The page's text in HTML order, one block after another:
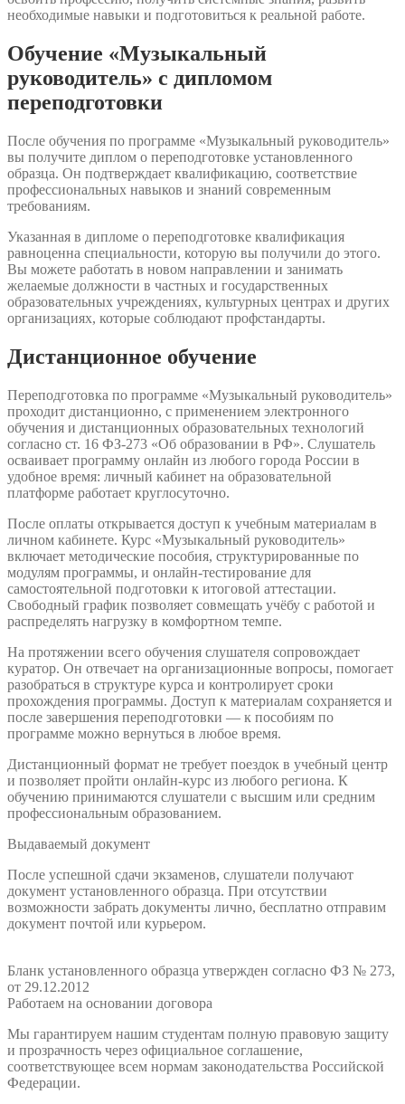
необходимые навыки и подготовиться к реальной работе.
Обучение «Музыкальный
руководитель» с дипломом
переподготовки
После обучения по программе «Музыкальный руководитель»
вы получите диплом о переподготовке установленного
образца. Он подтверждает квалификацию, соответствие
профессиональных навыков и знаний современным
требованиям.
Указанная в дипломе о переподготовке квалификация
равноценна специальности, которую вы получили до этого.
Вы можете работать в новом направлении и занимать
желаемые должности в частных и государственных
образовательных учреждениях, культурных центрах и других
организациях, которые соблюдают профстандарты.
Дистанционное обучение
Переподготовка по программе «Музыкальный руководитель»
проходит дистанционно, с применением электронного
обучения и дистанционных образовательных технологий
согласно ст. 16 ФЗ-273 «Об образовании в РФ». Слушатель
осваивает программу онлайн из любого города России в
удобное время: личный кабинет на образовательной
платформе работает круглосуточно.
После оплаты открывается доступ к учебным материалам в
личном кабинете. Курс «Музыкальный руководитель»
включает методические пособия, структурированные по
модулям программы, и онлайн-тестирование для
самостоятельной подготовки к итоговой аттестации.
Свободный график позволяет совмещать учёбу с работой и
распределять нагрузку в комфортном темпе.
На протяжении всего обучения слушателя сопровождает
куратор. Он отвечает на организационные вопросы, помогает
разобраться в структуре курса и контролирует сроки
прохождения программы. Доступ к материалам сохраняется и
после завершения переподготовки — к пособиям по
программе можно вернуться в любое время.
Дистанционный формат не требует поездок в учебный центр
и позволяет пройти онлайн-курс из любого региона. К
обучению принимаются слушатели с высшим или средним
профессиональным образованием.
Выдаваемый документ
После успешной сдачи экзаменов, слушатели получают
документ установленного образца. При отсутствии
возможности забрать документы лично, бесплатно отправим
документ почтой или курьером.
Бланк установленного образца утвержден согласно ФЗ № 273,
от 29.12.2012
Работаем на основании договора
Мы гарантируем нашим студентам полную правовую защиту
и прозрачность через официальное соглашение,
соответствующее всем нормам законодательства Российской
Федерации.